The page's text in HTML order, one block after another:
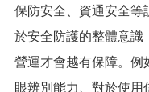
口
站
網
保防安全、資通安全等
於安全防護的整體意識
營運才會越有保障。例
眼辨別能力、對於使